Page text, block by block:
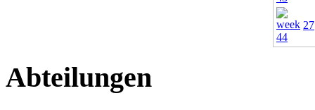
27
Abteilungen